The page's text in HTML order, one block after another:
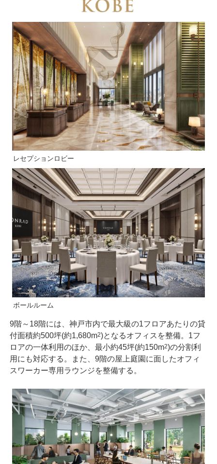
レセプションロビー
ボールルーム
9階～18階には、神戸市内で最大級の1フロアあたりの貸
付面積約500坪(約1,680m2)となるオフィスを整備。1フ
ロアの一体利用のほか、最小約45坪(約150m2)の分割利
用にも対応する。また、9階の屋上庭園に面したオフィ
スワーカー専用ラウンジを整備する。